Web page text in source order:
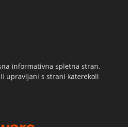
informativna spletna stran.
upravljani s strani katerekoli